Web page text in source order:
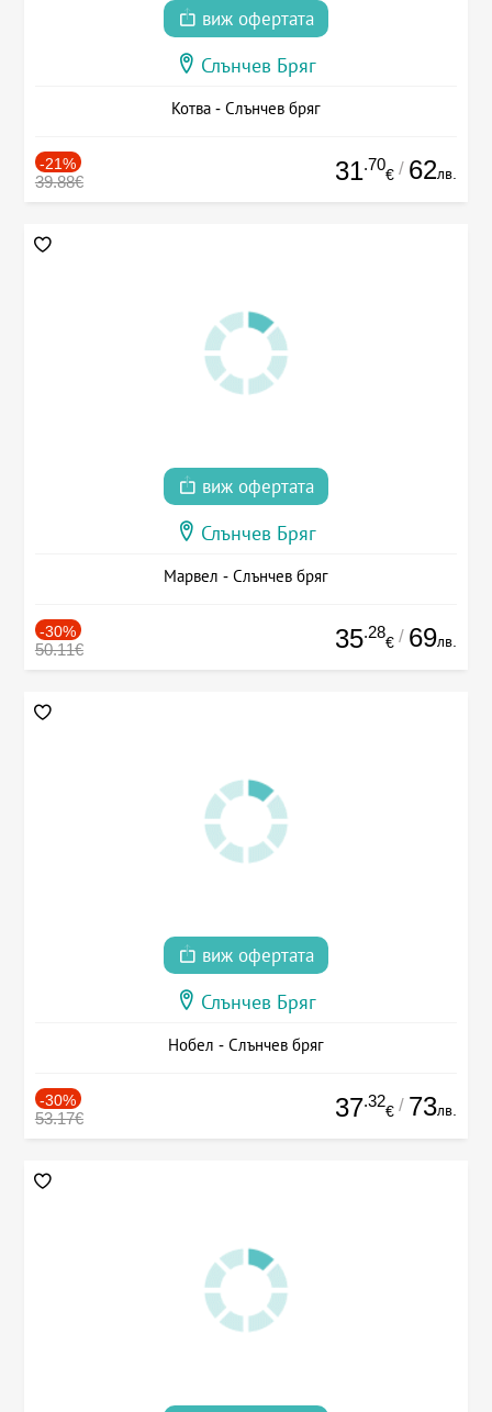
виж офертата
Слънчев Бряг
Котва - Слънчев бряг
-21%
39.88€ 31.70
€ / 62лв.
виж офертата
Слънчев Бряг
Марвел - Слънчев бряг
-30%
50.11€ 35.28
€ / 69лв.
виж офертата
Слънчев Бряг
Нобел - Слънчев бряг
-30%
53.17€ 37.32
€ / 73лв.